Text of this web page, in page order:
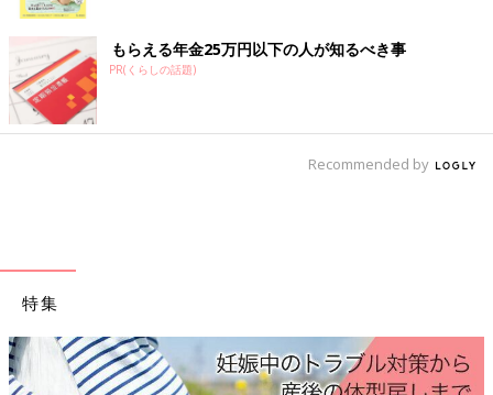
もらえる年金25万円以下の人が知るべき事
PR(くらしの話題)
Recommended by
特集